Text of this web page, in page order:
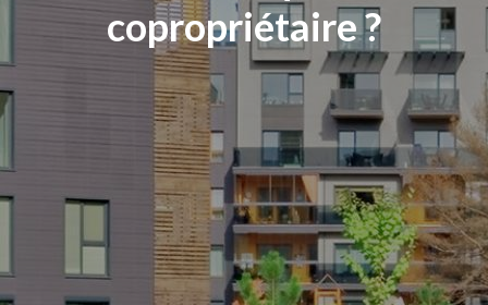
copropriétaire ?